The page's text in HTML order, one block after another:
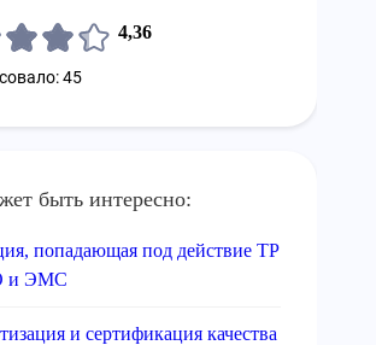
4,36
45
быть интересно:
попадающая под действие ТР
и ЭМС
и сертификация качества